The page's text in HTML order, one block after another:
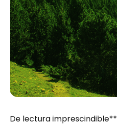
De lectura imprescindible**